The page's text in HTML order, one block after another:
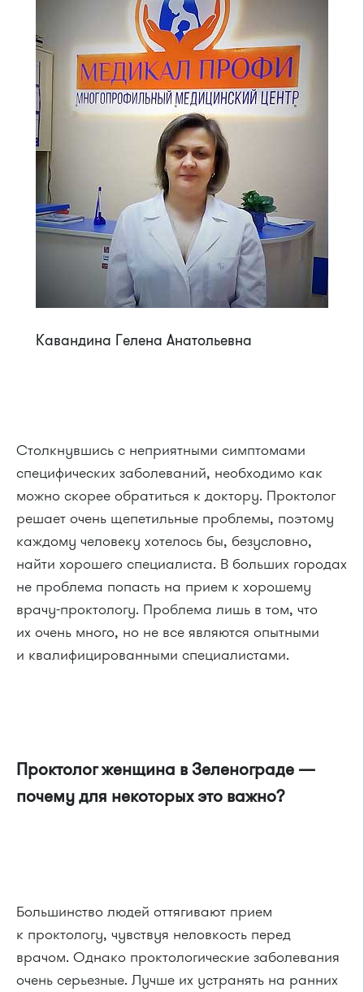
Кавандина Гелена Анатольевна
Столкнувшись с неприятными симптомами
специфических заболеваний, необходимо как
можно скорее обратиться к доктору. Проктолог
решает очень щепетильные проблемы, поэтому
каждому человеку хотелось бы, безусловно,
найти хорошего специалиста. В больших городах
не проблема попасть на прием к хорошему
врачу-проктологу. Проблема лишь в том, что
их очень много, но не все являются опытными
и квалифицированными специалистами.
Проктолог женщина в Зеленограде —
почему для некоторых это важно?
Большинство людей оттягивают прием
к проктологу, чувствуя неловкость перед
врачом. Однако проктологические заболевания
очень серьезные. Лучше их устранять на ранних